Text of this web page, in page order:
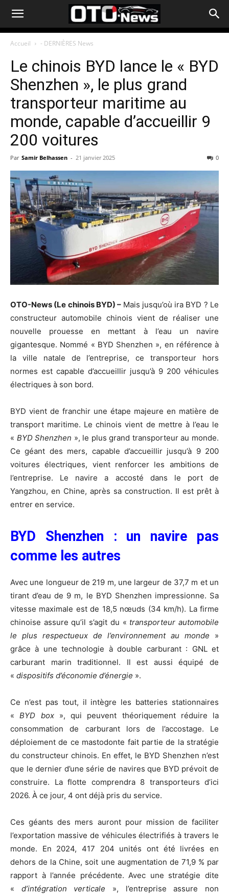
Accueil - DERNIÈRES News
Le chinois BYD lance le « BYD
Shenzhen », le plus grand
transporteur maritime au
monde, capable d’accueillir 9
200 voitures
Par Samir Belhassen - 21 janvier 2025 0
OTO-News (Le chinois BYD) – Mais jusqu’où ira BYD ? Le
constructeur automobile chinois vient de réaliser une
nouvelle prouesse en mettant à l’eau un navire
gigantesque. Nommé « BYD Shenzhen », en référence à
la ville natale de l’entreprise, ce transporteur hors
normes est capable d’accueillir jusqu’à 9 200 véhicules
électriques à son bord.
BYD vient de franchir une étape majeure en matière de
transport maritime. Le chinois vient de mettre à l’eau le
« BYD Shenzhen », le plus grand transporteur au monde.
Ce géant des mers, capable d’accueillir jusqu’à 9 200
voitures électriques, vient renforcer les ambitions de
l’entreprise. Le navire a accosté dans le port de
Yangzhou, en Chine, après sa construction. Il est prêt à
entrer en service.
BYD Shenzhen : un navire pas
comme les autres
Avec une longueur de 219 m, une largeur de 37,7 m et un
tirant d’eau de 9 m, le BYD Shenzhen impressionne. Sa
vitesse maximale est de 18,5 nœuds (34 km/h). La firme
chinoise assure qu’il s’agit du « transporteur automobile
le plus respectueux de l’environnement au monde »
grâce à une technologie à double carburant : GNL et
carburant marin traditionnel. Il est aussi équipé de
« dispositifs d’économie d’énergie ».
Ce n’est pas tout, il intègre les batteries stationnaires
« BYD box», qui peuvent théoriquement réduire la
consommation de carburant lors de l’accostage. Le
déploiement de ce mastodonte fait partie de la stratégie
du constructeur chinois. En effet, le BYD Shenzhen n’est
que le dernier d’une série de navires que BYD prévoit de
construire. La flotte comprendra 8 transporteurs d’ici
2026. À ce jour, 4 ont déjà pris du service.
Ces géants des mers auront pour mission de faciliter
l’exportation massive de véhicules électrifiés à travers le
monde. En 2024, 417 204 unités ont été livrées en
dehors de la Chine, soit une augmentation de 71,9 % par
rapport à l’année précédente. Avec une stratégie dite
« d’intégration verticale », l’entreprise assure non